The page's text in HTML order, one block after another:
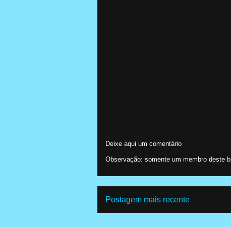
Deixe aqui um comentário
Observação: somente um membro deste
Postagem mais recente